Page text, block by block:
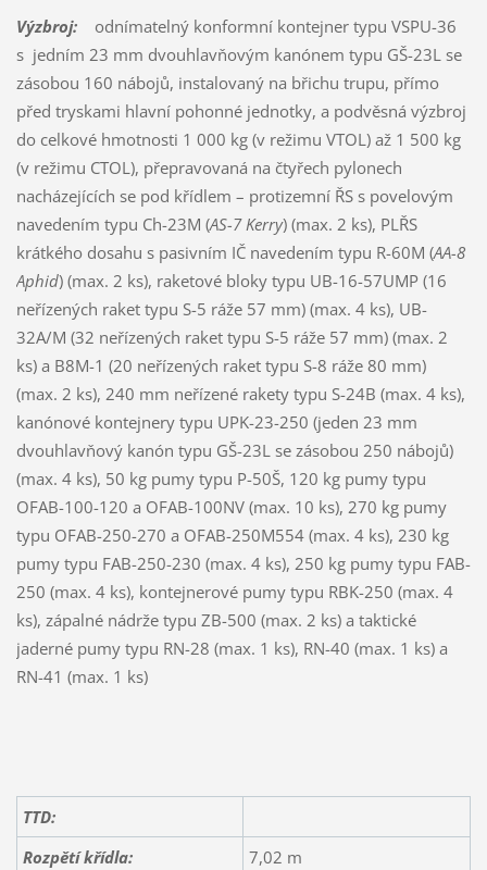
Výzbroj:odnímatelný konformní kontejner typu VSPU-36
s jedním 23 mm dvouhlavňovým kanónem typu GŠ-23L se
zásobou 160 nábojů, instalovaný na břichu trupu, přímo
před tryskami hlavní pohonné jednotky, a podvěsná výzbroj
do celkové hmotnosti 1 000 kg (v režimu VTOL) až 1 500 kg
(v režimu CTOL), přepravovaná na čtyřech pylonech
nacházejících se pod křídlem – protizemní ŘS s povelovým
navedením typu Ch-23M (AS-7 Kerry) (max. 2 ks), PLŘS
krátkého dosahu s pasivním IČ navedením typu R-60M (AA-8
Aphid) (max. 2 ks), raketové bloky typu UB-16-57UMP (16
neřízených raket typu S-5 ráže 57 mm) (max. 4 ks), UB-
32A/M (32 neřízených raket typu S-5 ráže 57 mm) (max. 2
ks) a B8M-1 (20 neřízených raket typu S-8 ráže 80 mm)
(max. 2 ks), 240 mm neřízené rakety typu S-24B (max. 4 ks),
kanónové kontejnery typu UPK-23-250 (jeden 23 mm
dvouhlavňový kanón typu GŠ-23L se zásobou 250 nábojů)
(max. 4 ks), 50 kg pumy typu P-50Š, 120 kg pumy typu
OFAB-100-120 a OFAB-100NV (max. 10 ks), 270 kg pumy
typu OFAB-250-270 a OFAB-250M554 (max. 4 ks), 230 kg
pumy typu FAB-250-230 (max. 4 ks), 250 kg pumy typu FAB-
250 (max. 4 ks), kontejnerové pumy typu RBK-250 (max. 4
ks), zápalné nádrže typu ZB-500 (max. 2 ks) a taktické
jaderné pumy typu RN-28 (max. 1 ks), RN-40 (max. 1 ks) a
RN-41 (max. 1 ks)
TTD:
Rozpětí křídla:
7,02 m